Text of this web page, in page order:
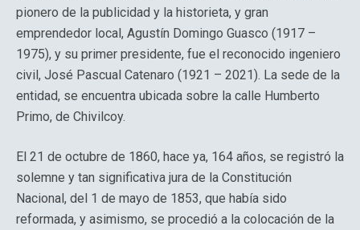
pionero de la publicidad y la historieta, y gran
emprendedor local, Agustín Domingo Guasco (1917 –
1975), y su primer presidente, fue el reconocido ingeniero
civil, José Pascual Catenaro (1921 – 2021). La sede de la
entidad, se encuentra ubicada sobre la calle Humberto
Primo, de Chivilcoy.
El 21 de octubre de 1860, hace ya, 164 años, se registró la
solemne y tan significativa jura de la Constitución
Nacional, del 1 de mayo de 1853, que había sido
reformada, y asimismo, se procedió a la colocación de la